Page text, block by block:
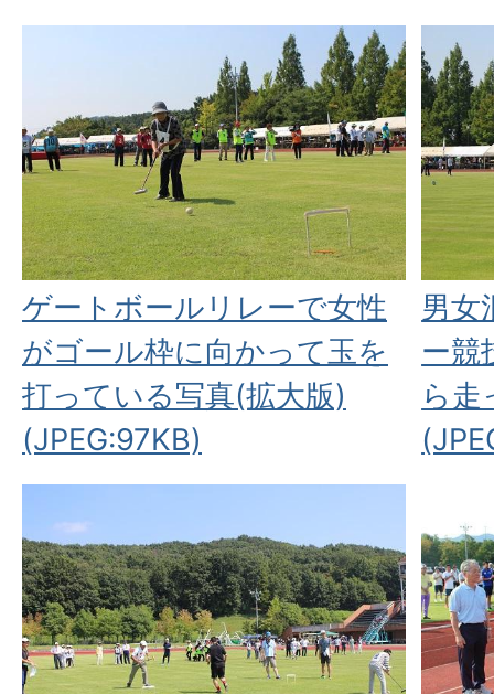
ゲートボールリレーで女性
がゴール枠に向かって玉を
打っている写真(拡大版)
(JPEG:97KB)
男女
ー競
ら走